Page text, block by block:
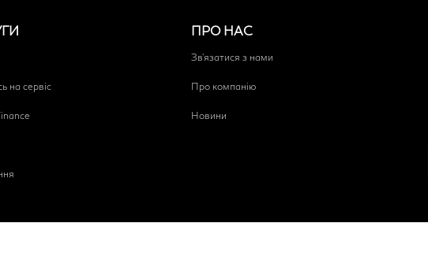
на сервіс
ПРО НАС
Зв'язатися з нами
Про компанію
Новини